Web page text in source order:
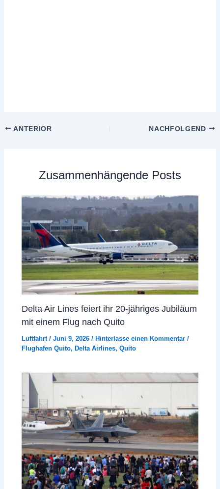
ANTERIOR NACHFOLGEND
Zusammenhängende Posts
Delta Air Lines feiert ihr 20-jähriges Jubiläum
mit einem Flug nach Quito
Luftfahrt/Juni 9, 2026/ Hinterlasse einen Kommentar /
Flughafen Quito, Delta Airlines,Quito